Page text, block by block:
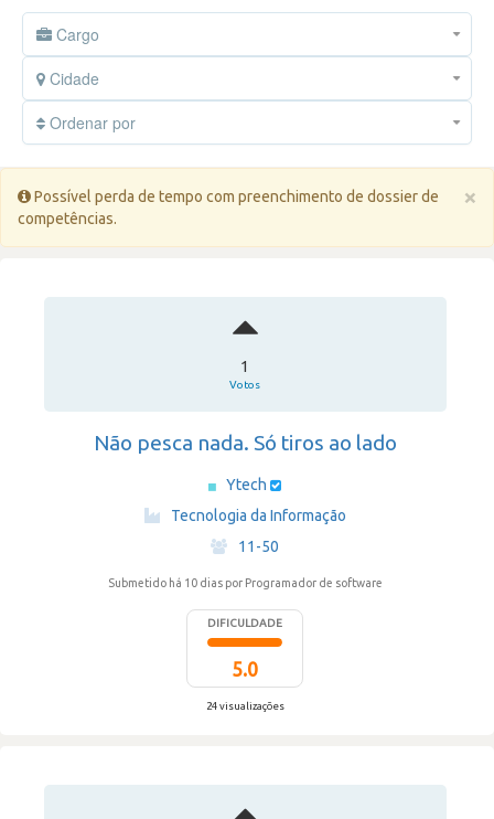
Cargo
Cidade
Ordenar por
×
Possível perda de tempo com preenchimento de dossier de
competências.
1
Votos
Não pesca nada. Só tiros ao lado
Ytech
Tecnologia da Informação
·
11-50
Submetido há 10 dias por Programador de software
DIFICULDADE
5.0
24 visualizações